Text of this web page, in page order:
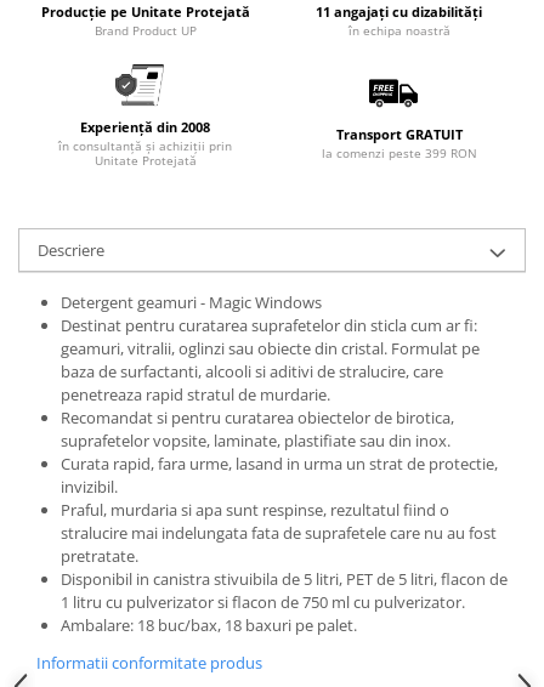
Articole pentru bucatarie
Hartie igienica, prosoape hartie si
dispensere
Articole pentru rufe, casa,
pardoseli
Intretinere si odorizante masina
Saci de gunoi
Accesorii pentru curatenie
Tipografie si stampile
Formulare tipizate
Caiete si blocnotesuri
personalizate
Stampile, tusiere si tus
Protectia muncii si Imbracaminte
Imbracaminte
Tricouri
Bluze & Pulovere
Producție pe Unitate Protejată
Brand Product UP
11 angajați cu dizabilități
în echipa noastră
Experiență din 2008
în consultanță și achiziții prin
Unitate Protejată
Transport GRATUIT
la comenzi peste 399 RON
Descriere
Detergent geamuri - Magic Windows
Destinat pentru curatarea suprafetelor din sticla cum ar fi:
geamuri, vitralii, oglinzi sau obiecte din cristal. Formulat pe
baza de surfactanti, alcooli si aditivi de stralucire, care
penetreaza rapid stratul de murdarie.
Recomandat si pentru curatarea obiectelor de birotica,
suprafetelor vopsite, laminate, plastifiate sau din inox.
Curata rapid, fara urme, lasand in urma un strat de protectie,
invizibil.
Praful, murdaria si apa sunt respinse, rezultatul fiind o
stralucire mai indelungata fata de suprafetele care nu au fost
pretratate.
Disponibil in canistra stivuibila de 5 litri, PET de 5 litri, flacon de
1 litru cu pulverizator si flacon de 750 ml cu pulverizator.
Ambalare: 18 buc/bax, 18 baxuri pe palet.
Informatii conformitate produs